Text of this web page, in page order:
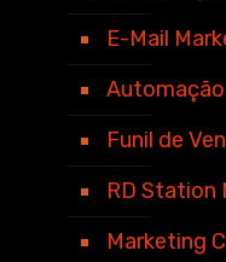
E-Mail
Automação
Funil de
RD Station
Marketing